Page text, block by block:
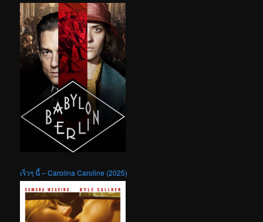
เร็วๆ นี้ – Carolina Caroline (2025)